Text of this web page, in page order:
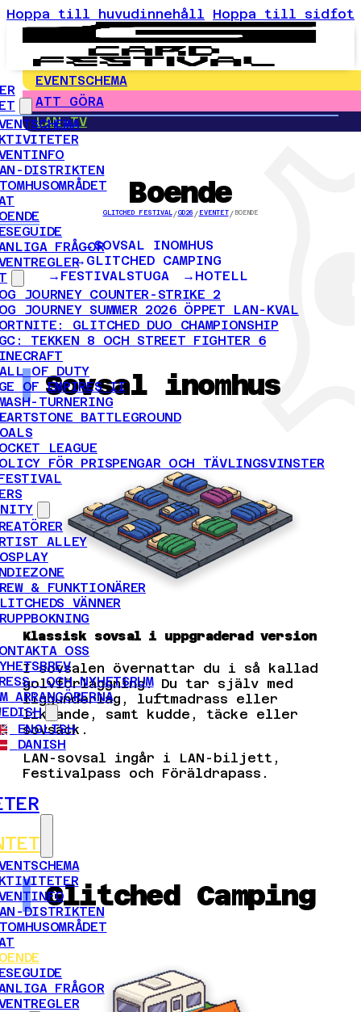
Hoppa till huvudinnehåll Hoppa till sidfot
DISTRIKTEN
FRÅGOR
JOURNEY COUNTER-STRIKE 2
JOURNEY SUMMER 2026 ÖPPET LAN-KVAL
GLITCHED DUO CHAMPIONSHIP
TEKKEN 8 OCH STREET FIGHTER 6
OF DUTY
OF EMPIRES II
TURNERING
BATTLEGROUND
LEAGUE
FÖR PRISPENGAR OCH TÄVLINGSVINSTER
ALLEY
& FUNKTIONÄRER
VÄNNER
OSS
OCH NYHETSRUM
ARRANGÖRERNA
ENGLISH
DANISH
DISTRIKTEN
FRÅGOR
EVENTSCHEMA
ATT GÖRA
LAN-TV
Boende
GLITCHED FESTIVAL /GD26 / EVENTET/ BOENDE
SOVSAL INOMHUS
GLITCHED CAMPING
FESTIVALSTUGA
HOTELL
Sovsal inomhus
Klassisk sovsal i uppgraderad version
I sovsalen övernattar du i så kallad
golvförläggning. Du tar själv med
liggunderlag, luftmadrass eller
liknande, samt kudde, täcke eller
sovsäck.
LAN-sovsal ingår i LAN-biljett,
Festivalpass och Föräldrapass.
Glitched Camping